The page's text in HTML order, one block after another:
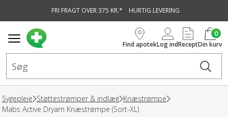
FRI FRAGT OVER 375 KR.* HURTIG LEVERING
Find apotekLog indRecept
0
Din kurv
Sygepleje Støttestrømper & indlæg Knæstrømpe
Mabs Active Dryarn Knæstrømpe (Sort-XL)